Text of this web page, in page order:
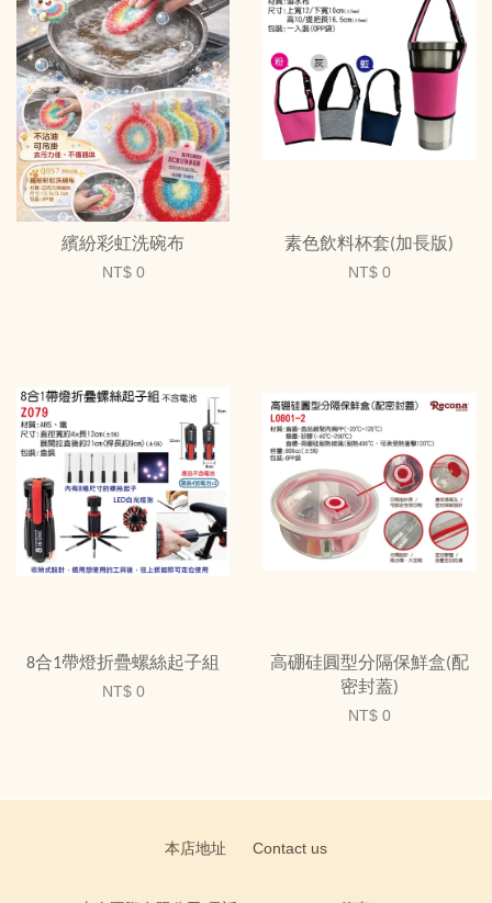
繽紛彩虹洗碗布
NT$ 0
素色飲料杯套(加長版)
NT$ 0
8合1帶燈折疊螺絲起子組
NT$ 0
高硼硅圓型分隔保鮮盒(配
密封蓋)
NT$ 0
本店地址 Contact us